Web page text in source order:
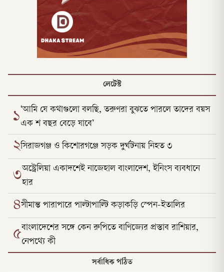
লেটেস্ট
১‘আমি যে কথাগুলো বলছি, তরুণরা বুঝতে পারলে তাদের বয়স
এক শ বছর বেড়ে যাবে’
২সিরাজগঞ্জ ও কিশোরগঞ্জে সড়ক দুর্ঘটনায় নিহত ৩
৩অস্ট্রেলিয়া একাদশেই নাজেহাল বাংলাদেশ, ইনিংস ব্যবধানে
হার
৪সীমান্ত পারাপারে পাল্টাপাল্টি কড়াকড়ি স্পেন-ইতালির
৫বাংলাদেশের সঙ্গে কেন রুপিতে বাণিজ্যের প্রস্তাব রাশিয়ার,
নেপথ্যে কী
সর্বাধিক পঠিত